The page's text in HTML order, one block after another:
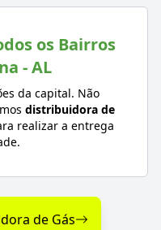
os Bairros
- AL
da capital. Não
distribuidora de
realizar a entrega
de Gás